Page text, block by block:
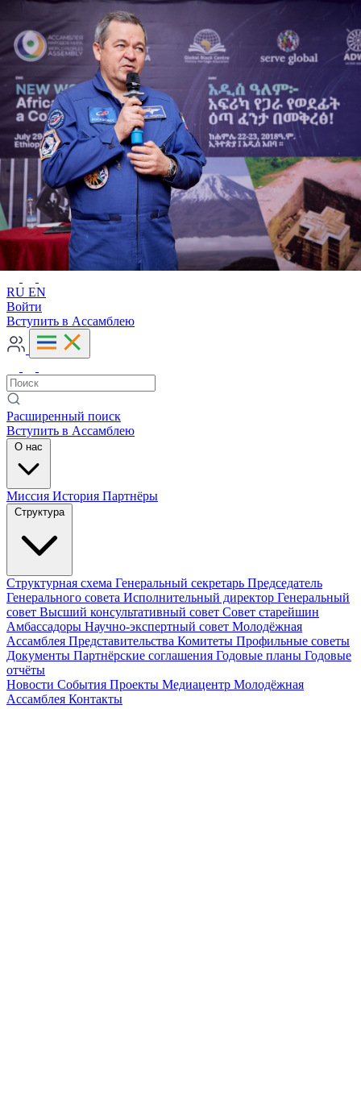
Расширенный поиск
RU EN
RU EN
Войти
Вступить в Ассамблею
Расширенный поиск
Вступить в Ассамблею
О нас
Миссия История Партнёры
Структура
Структурная схема Генеральный секретарь Председатель
Генерального совета Исполнительный директор Генеральный
совет Высший консультативный совет Совет старейшин
Амбассадоры Научно-экспертный совет Молодёжная
Ассамблея Представительства Комитеты Профильные советы
Документы Партнёрские соглашения Годовые планы Годовые
отчёты
Новости События Проекты Медиацентр Молодёжная
Ассамблея Контакты